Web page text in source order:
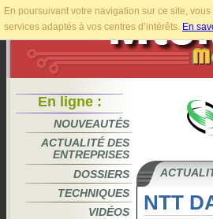
En poursuivant votre navigation sur ce site,
services adaptés à vos centres d’intérêts. En
En ligne :
NOUVEAUTÉS
ACTUALITÉ DES
ENTREPRISES
DOSSIERS
TECHNIQUES
VIDÉOS
NTT